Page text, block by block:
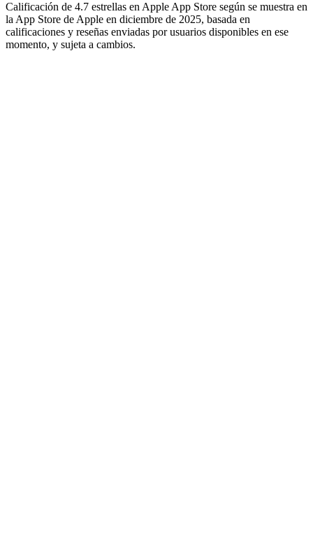
Calificación de 4.7 estrellas en Apple App Store según se muestra en
la App Store de Apple en diciembre de 2025, basada en
calificaciones y reseñas enviadas por usuarios disponibles en ese
momento, y sujeta a cambios.